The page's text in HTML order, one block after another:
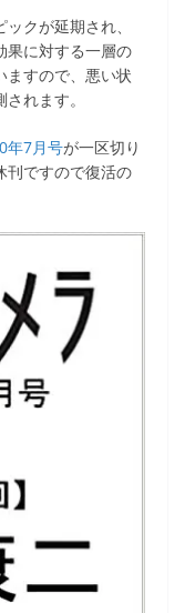
クが延期され、
果に対する一層の
ますので、悪い状
れます。
年7月号が一区切り
刊ですので復活の